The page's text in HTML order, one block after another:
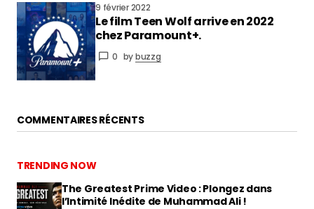
9 février 2022
Le film Teen Wolf arrive en 2022
chez Paramount+.
0 bybuzzg
COMMENTAIRES RÉCENTS
TRENDING NOW
The Greatest Prime Video : Plongez dans
l’Intimité Inédite de Muhammad Ali !